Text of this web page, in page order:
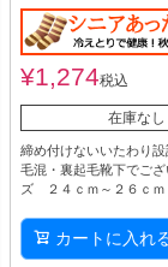
¥1,274税込
在庫なし
締め付けないいたわり
毛混・裏起毛靴下でござ
ズ ２４ｃｍ～２６ｃｍ
カートに入れ